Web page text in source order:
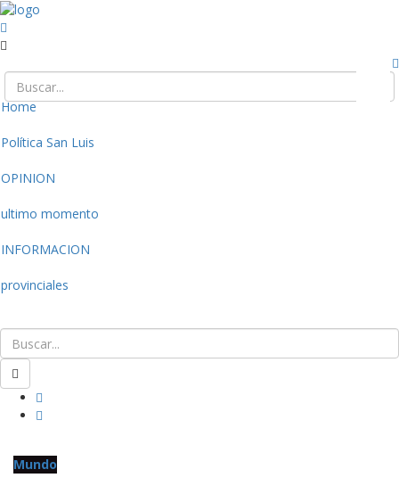
Home
Política San Luis
OPINION
ultimo momento
INFORMACION
provinciales
Mundo